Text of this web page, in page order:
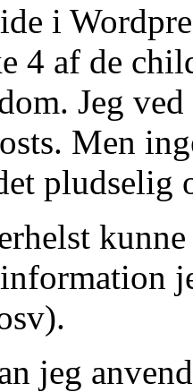
i
4 af de
Jeg
Men
pludselig
jeg